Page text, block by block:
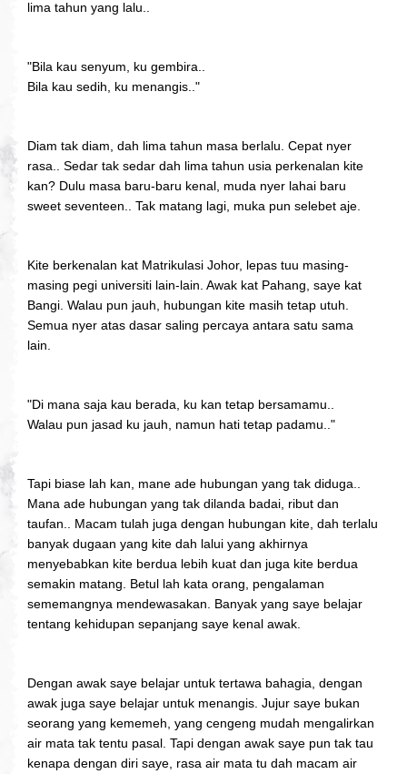
lima tahun yang lalu..
"Bila kau senyum, ku gembira..
Bila kau sedih, ku menangis.."
Diam tak diam, dah lima tahun masa berlalu. Cepat nyer
rasa.. Sedar tak sedar dah lima tahun usia perkenalan kite
kan? Dulu masa baru-baru kenal, muda nyer lahai baru
sweet seventeen.. Tak matang lagi, muka pun selebet aje.
Kite berkenalan kat Matrikulasi Johor, lepas tuu masing-
masing pegi universiti lain-lain. Awak kat Pahang, saye kat
Bangi. Walau pun jauh, hubungan kite masih tetap utuh.
Semua nyer atas dasar saling percaya antara satu sama
lain.
"Di mana saja kau berada, ku kan tetap bersamamu..
Walau pun jasad ku jauh, namun hati tetap padamu.."
Tapi biase lah kan, mane ade hubungan yang tak diduga..
Mana ade hubungan yang tak dilanda badai, ribut dan
taufan.. Macam tulah juga dengan hubungan kite, dah terlalu
banyak dugaan yang kite dah lalui yang akhirnya
menyebabkan kite berdua lebih kuat dan juga kite berdua
semakin matang. Betul lah kata orang, pengalaman
sememangnya mendewasakan. Banyak yang saye belajar
tentang kehidupan sepanjang saye kenal awak.
Dengan awak saye belajar untuk tertawa bahagia, dengan
awak juga saye belajar untuk menangis. Jujur saye bukan
seorang yang kememeh, yang cengeng mudah mengalirkan
air mata tak tentu pasal. Tapi dengan awak saye pun tak tau
kenapa dengan diri saye, rasa air mata tu dah macam air